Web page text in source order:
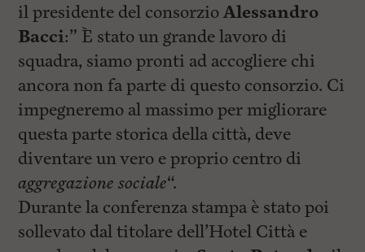
il presidente del consorzioAlessandro
Bacci:” È stato un grande lavoro di
squadra, siamo pronti ad accogliere chi
ancora non fa parte di questo consorzio. Ci
impegneremo al massimo per migliorare
questa parte storica della città, deve
diventare un vero e proprio centro di
aggregazione sociale“.
Durante la conferenza stampa è stato poi
sollevato dal titolare dell’Hotel Città e